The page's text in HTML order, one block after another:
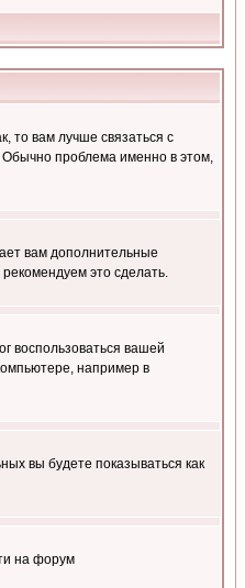
то вам лучше связаться с
Обычно проблема именно в этом,
вам дополнительные
это сделать.
воспользоваться вашей
например в
вы будете показываться как
на форум